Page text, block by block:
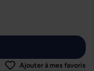
Ajouter à mes favoris